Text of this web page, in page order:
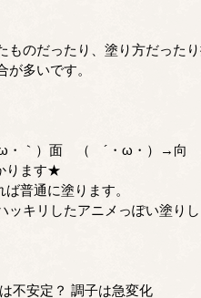
ものだったり、塗り方だった
が多いです。
・｀）面 （ ´・ω・）→向
ります★
普通に塗ります。
キリしたアニメっぽい塗り
不安定？ 調子は急変化